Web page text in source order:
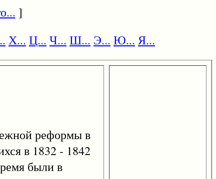
]
Х... Ц... Ч... Ш... Э... Ю... Я...
реформы в
в 1832 - 1842
были в